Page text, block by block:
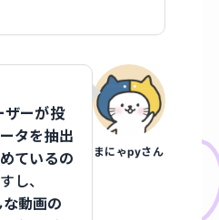
まにゃpyさん
ザーが投
タを抽出
ているの
し、
な動画の